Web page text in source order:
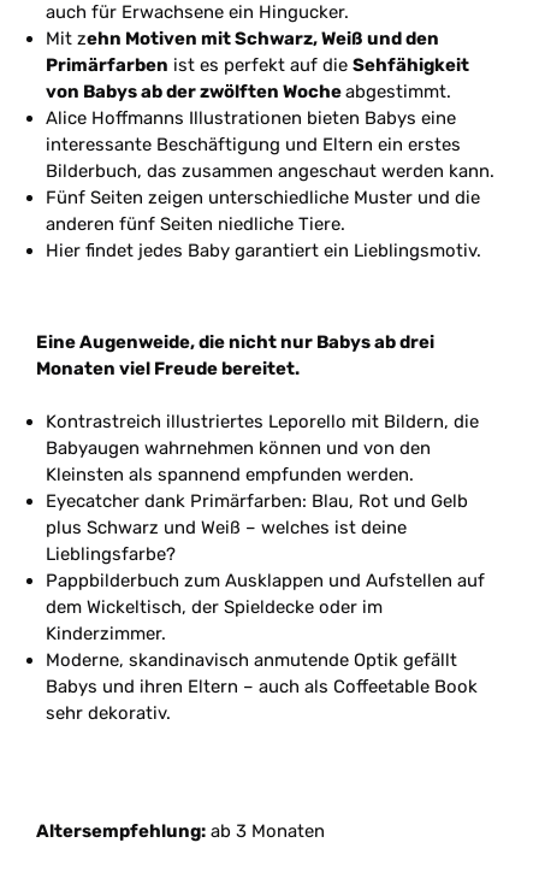
auch für Erwachsene ein Hingucker.
Mit zehn Motiven mit Schwarz, Weiß und den
Primärfarben ist es perfekt auf die Sehfähigkeit
von Babys ab der zwölften Wocheabgestimmt.
Alice Hoffmanns Illustrationen bieten Babys eine
interessante Beschäftigung und Eltern ein erstes
Bilderbuch, das zusammen angeschaut werden kann.
Fünf Seiten zeigen unterschiedliche Muster und die
anderen fünf Seiten niedliche Tiere.
Hier findet jedes Baby garantiert ein Lieblingsmotiv.
Eine Augenweide, die nicht nur Babys ab drei
Monaten viel Freude bereitet.
Kontrastreich illustriertes Leporello mit Bildern, die
Babyaugen wahrnehmen können und von den
Kleinsten als spannend empfunden werden.
Eyecatcher dank Primärfarben: Blau, Rot und Gelb
plus Schwarz und Weiß – welches ist deine
Lieblingsfarbe?
Pappbilderbuch zum Ausklappen und Aufstellen auf
dem Wickeltisch, der Spieldecke oder im
Kinderzimmer.
Moderne, skandinavisch anmutende Optik gefällt
Babys und ihren Eltern – auch als Coffeetable Book
sehr dekorativ.
Altersempfehlung: ab 3 Monaten